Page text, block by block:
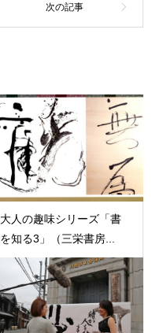
大人の趣味シリーズ「書
を知る3」（三栄書房...